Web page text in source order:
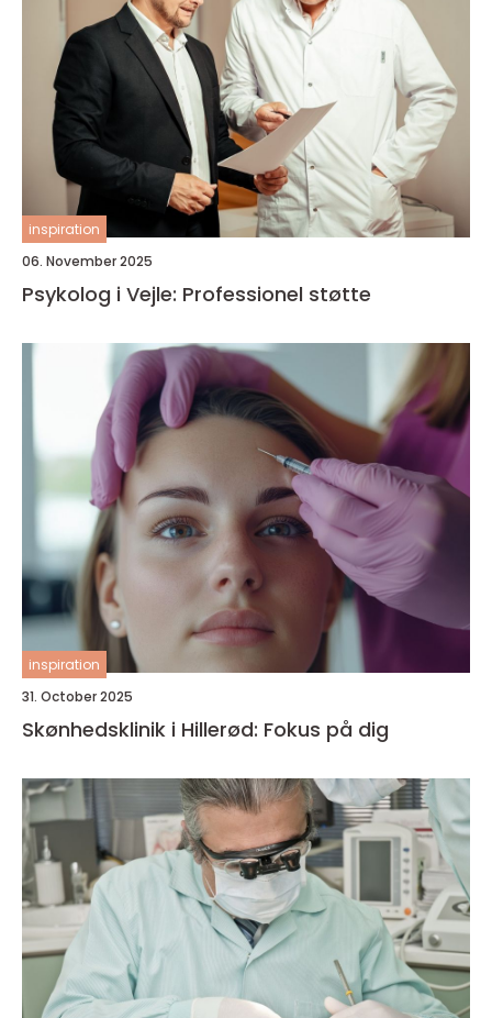
inspiration
06. November 2025
Psykolog i Vejle: Professionel støtte
inspiration
31. October 2025
Skønhedsklinik i Hillerød: Fokus på dig